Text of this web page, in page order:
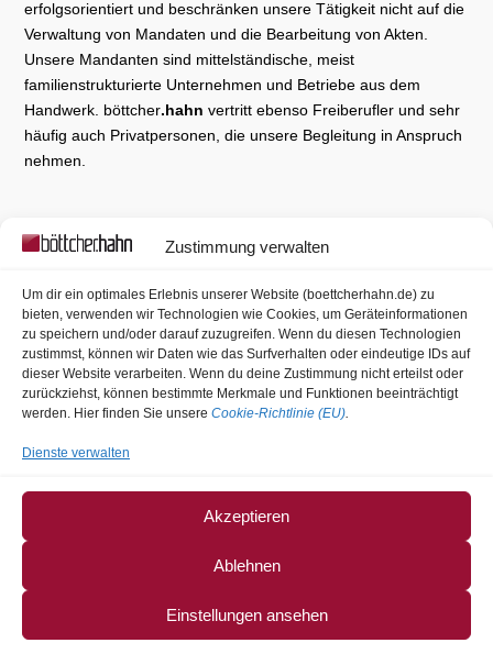
Zustimmung verwalten
Um dir ein optimales Erlebnis unserer Website (boettcherhahn.de) zu
bieten, verwenden wir Technologien wie Cookies, um Geräteinformationen
zu speichern und/oder darauf zuzugreifen. Wenn du diesen Technologien
zustimmst, können wir Daten wie das Surfverhalten oder eindeutige IDs auf
dieser Website verarbeiten. Wenn du deine Zustimmung nicht erteilst oder
zurückziehst, können bestimmte Merkmale und Funktionen beeinträchtigt
werden. Hier finden Sie unsere Cookie-Richtlinie (EU).
Dienste verwalten
Akzeptieren
Ablehnen
Einstellungen ansehen
erfolgsorientiert und beschränken unsere Tätigkeit nicht auf die
Verwaltung von Mandaten und die Bearbeitung von Akten.
Unsere Mandanten sind mittelständische, meist
familienstrukturierte Unternehmen und Betriebe aus dem
Handwerk. böttcher.hahn vertritt ebenso Freiberufler und sehr
häufig auch Privatpersonen, die unsere Begleitung in Anspruch
nehmen.
Bundesgerichtshof bestätigt Verurteilung eines Mitglieds einer
schiitischen Miliz wegen mehrerer Verbrechen im syrischen
Bürgerkrieg 6. August 2026
Bundesgerichtshof spricht Thüringer Proberichterin vom
Vorwurf der Rechtsbeugung frei 3. August 2026
Neuer Richter am Bundesgerichtshof